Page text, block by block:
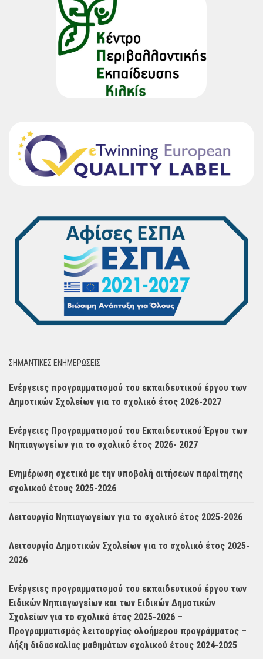
ΣΗΜΑΝΤΙΚΈΣ ΕΝΗΜΈΡΩΣΕΙΣ
Ενέργειες προγραμματισμού του εκπαιδευτικού έργου των
Δημοτικών Σχολείων για το σχολικό έτος 2026-2027
Ενέργειες Προγραμματισμού του Εκπαιδευτικού Έργου των
Νηπιαγωγείων για το σχολικό έτος 2026- 2027
Ενημέρωση σχετικά με την υποβολή αιτήσεων παραίτησης
σχολικού έτους 2025-2026
Λειτουργία Νηπιαγωγείων για το σχολικό έτος 2025-2026
Λειτουργία Δημοτικών Σχολείων για το σχολικό έτος 2025-
2026
Ενέργειες προγραμματισμού του εκπαιδευτικού έργου των
Ειδικών Νηπιαγωγείων και των Ειδικών Δημοτικών
Σχολείων για το σχολικό έτος 2025-2026 –
Προγραμματισμός λειτουργίας ολοήμερου προγράμματος –
Λήξη διδασκαλίας μαθημάτων σχολικού έτους 2024-2025